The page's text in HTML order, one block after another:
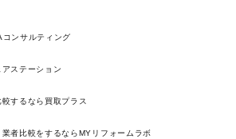
ンサルティング
ステーション
するなら買取プラス
者比較をするならMYリフォームラボ